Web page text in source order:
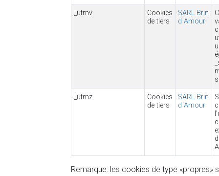
_utmv
Cookies
de tiers
SARL Brin
d Amour
_utmz
Cookies
de tiers
SARL Brin
d Amour
Remarque: les cookies de type «propres»